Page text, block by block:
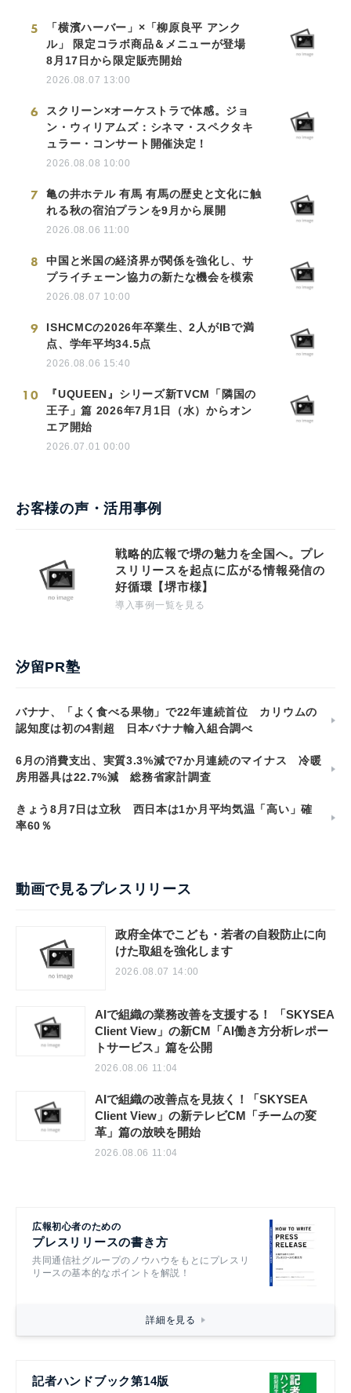
5
「横濱ハーバー」×「柳原良平 アンク
ル」 限定コラボ商品＆メニューが登場
8月17日から限定販売開始
2026.08.07 13:00
6
スクリーン×オーケストラで体感。ジョ
ン・ウィリアムズ：シネマ・スペクタキ
ュラー・コンサート開催決定！
2026.08.08 10:00
7
亀の井ホテル 有馬 有馬の歴史と文化に触
れる秋の宿泊プランを9月から展開
2026.08.06 11:00
8
中国と米国の経済界が関係を強化し、サ
プライチェーン協力の新たな機会を模索
2026.08.07 10:00
9
ISHCMCの2026年卒業生、2人がIBで満
点、学年平均34.5点
2026.08.06 15:40
10
『UQUEEN』シリーズ新TVCM「隣国の
王子」篇 2026年7月1日（水）からオン
エア開始
2026.07.01 00:00
お客様の声・活用事例
戦略的広報で堺の魅力を全国へ。プレ
スリリースを起点に広がる情報発信の
好循環【堺市様】
導入事例一覧を見る
汐留PR塾
バナナ、「よく食べる果物」で22年連続首位 カリウムの
認知度は初の4割超 日本バナナ輸入組合調べ
6月の消費支出、実質3.3%減で7か月連続のマイナス 冷暖
房用器具は22.7%減 総務省家計調査
きょう8月7日は立秋 西日本は1か月平均気温「高い」確
率60％
動画で見るプレスリリース
政府全体でこども・若者の自殺防止に向
けた取組を強化します
2026.08.07 14:00
AIで組織の業務改善を支援する！ 「SKYSEA
Client View」の新CM「AI働き方分析レポー
トサービス」篇を公開
2026.08.06 11:04
AIで組織の改善点を見抜く！「SKYSEA
Client View」の新テレビCM「チームの変
革」篇の放映を開始
2026.08.06 11:04
広報初心者のための
プレスリリースの書き方
共同通信社グループのノウハウをもとにプレスリ
リースの基本的なポイントを解説！
詳細を見る
記者ハンドブック第14版